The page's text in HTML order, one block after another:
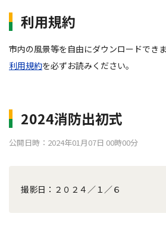
利用規約
市内の風景等を自由にダウンロードでき
利用規約を必ずお読みください。
2024消防出初式
公開日時：2024年01月07日 00時00分
撮影日：２０２４／１／６